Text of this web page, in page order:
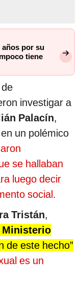
años por su
tiene
investigar a
Palacín,
un polémico
se hallaban
luego decir
social.
Tristán,
Ministerio
de este hecho”
es un